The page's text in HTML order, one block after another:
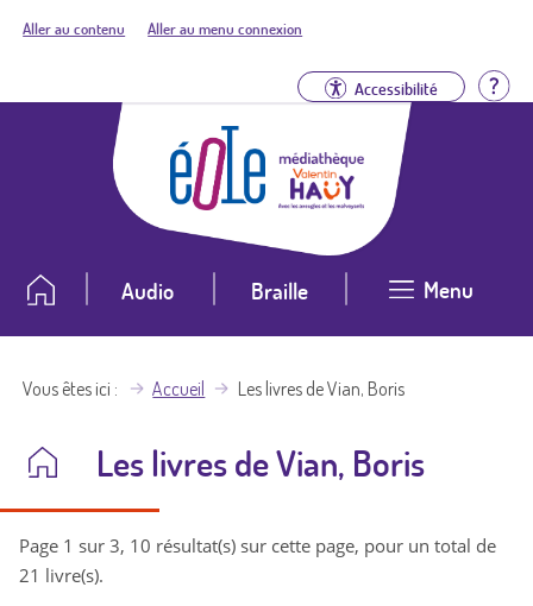
Aller au contenu Aller au menu connexion
Accessibilité
Audio Braille Menu
Vous êtes ici Accueil Les livres de Vian, Boris
Les livres de Vian, Boris
Page 1 sur 3, 10 résultat(s) sur cette page, pour un total de
21 livre(s).